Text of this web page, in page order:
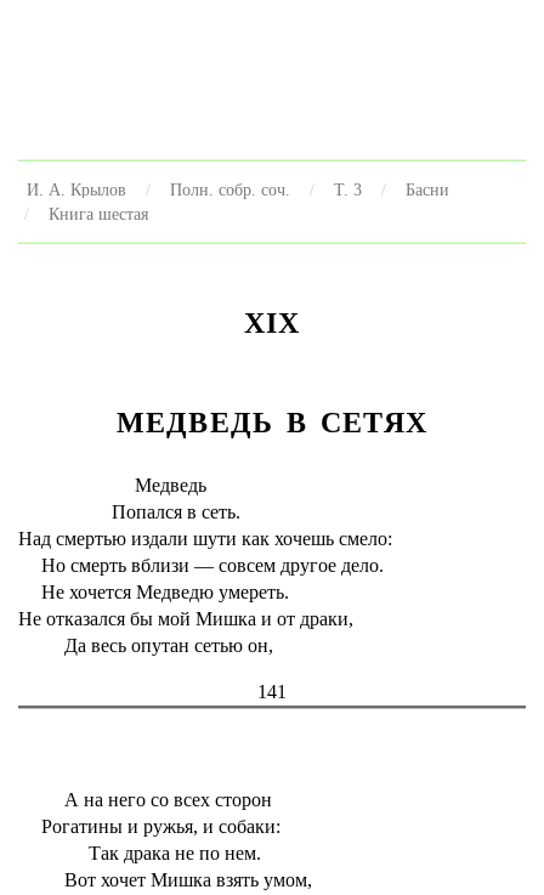
И. А. Крылов Полн. собр. соч. Т. 3
Басни
Книга шестая
XIX
МЕДВЕДЬ В СЕТЯХ
Медведь
Попался в сеть.
Над смертью издали шути как хочешь смело:
Но смерть вблизи — совсем другое дело.
Не хочется Медведю умереть.
Не отказался бы мой Мишка и от драки,
Да весь опутан сетью он,
141
А на него со всех сторон
Рогатины и ружья, и собаки:
Так драка не по нем.
Вот хочет Мишка взять умом,